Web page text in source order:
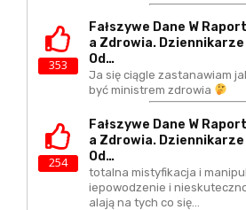
353
Fałszywe Dane W
A Zdrowia. Dziennikarze
Od…
Ja się ciągle zastanawiam
być ministrem zdrowia
254
Fałszywe Dane W
A Zdrowia. Dziennikarze
Od…
totalna mistyfikacja i
iepowodzenie i
alają na tych co się…